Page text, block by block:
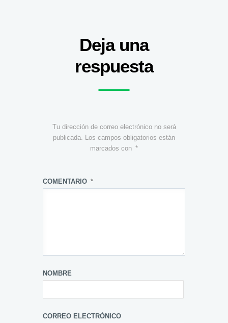
Deja una
respuesta
Tu dirección de correo electrónico no será
publicada. Los campos obligatorios están
marcados con *
COMENTARIO *
NOMBRE
CORREO ELECTRÓNICO